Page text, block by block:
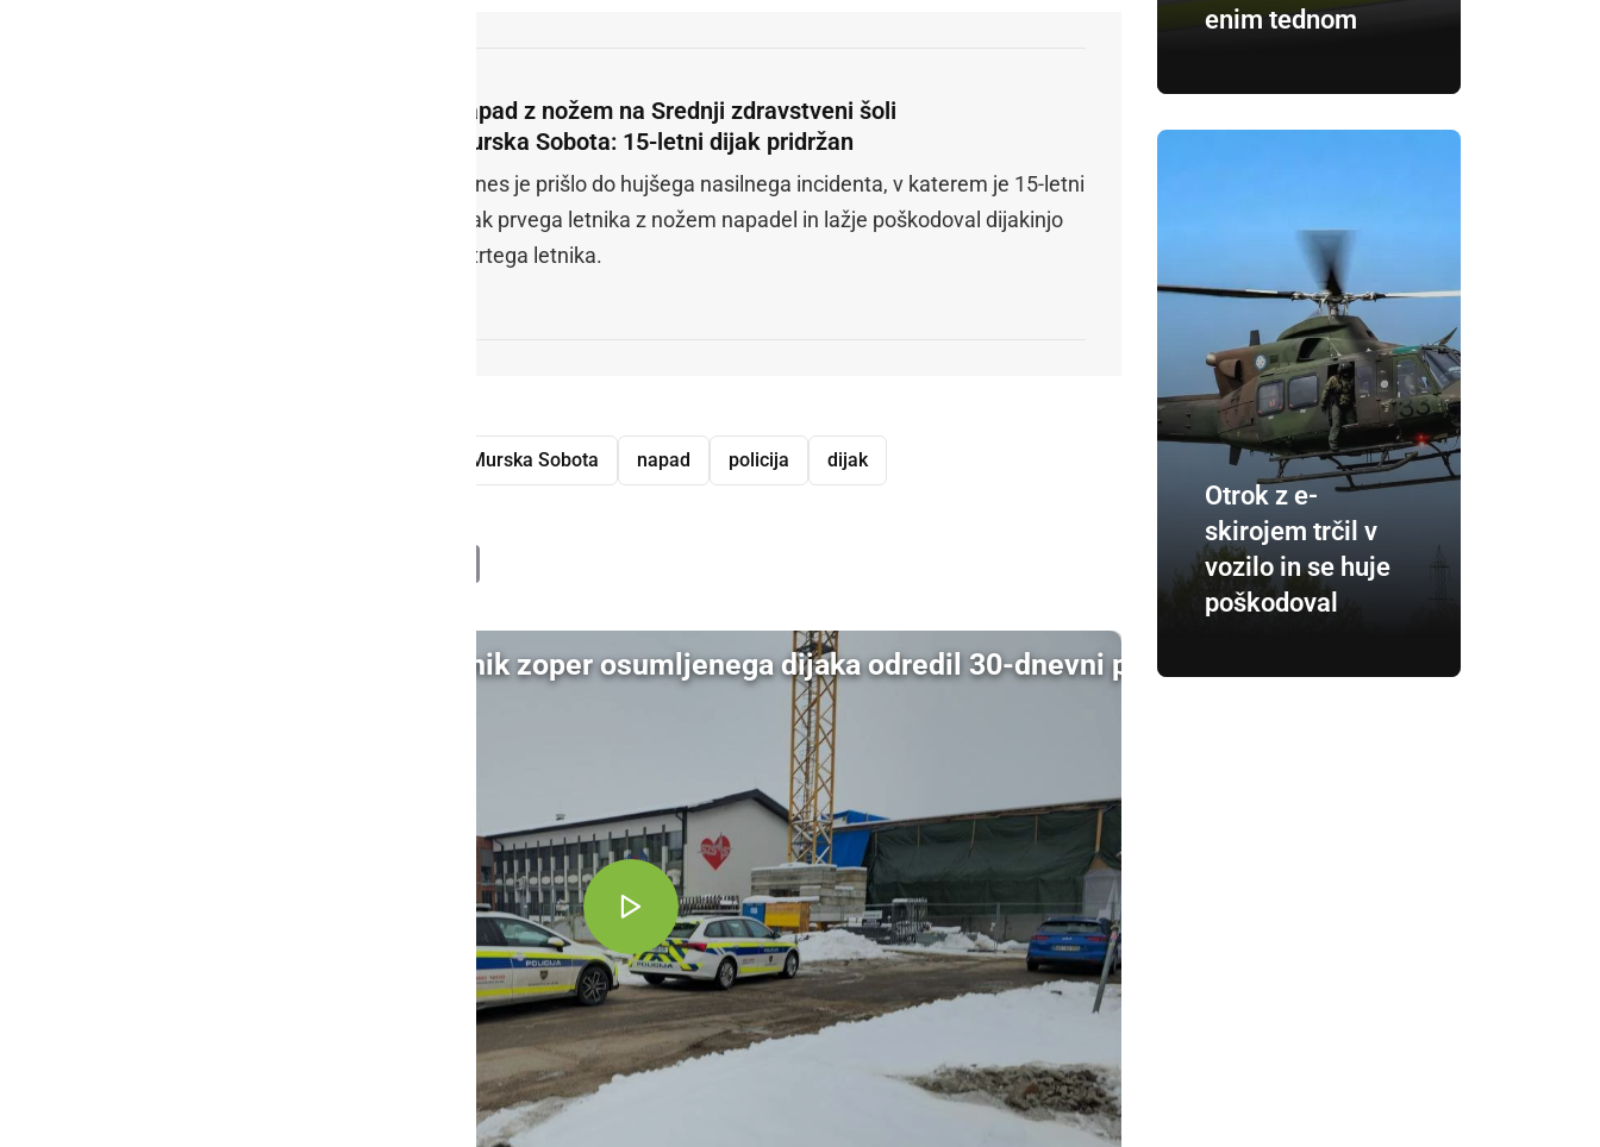
Napad z nožem na Srednji zdravstveni šoli
Murska Sobota: 15-letni dijak pridržan
Danes je prišlo do hujšega nasilnega incidenta, v katerem je 15-letni
dijak prvega letnika z nožem napadel in lažje poškodoval dijakinjo
četrtega letnika.
Srednja zdravstvena šola Murska Sobota napad policija dijak
PrintFriendly
Video: Preiskovalni sodnik zoper osumljenega dijaka odredil 30-dnevni pripor
enim tednom
Otrok z e-
skirojem trčil v
vozilo in se huje
poškodoval